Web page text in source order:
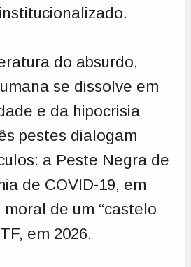
do absurdo,
se dissolve em
e da hipocrisia
pestes dialogam
a Peste Negra de
de COVID-19, em
moral de um “castelo
em 2026.